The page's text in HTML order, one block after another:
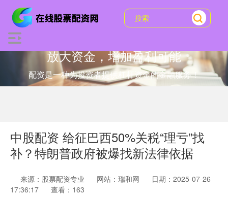
放大资金，增加盈利可能
配资是一种为投资者提供杠杆资金的金融服务！
中股配资 给征巴西50%关税“理亏”找
补？特朗普政府被爆找新法律依据
来源：股票配资专业 网站：瑞和网
日期：2025-07-26
17:36:17
查看：163